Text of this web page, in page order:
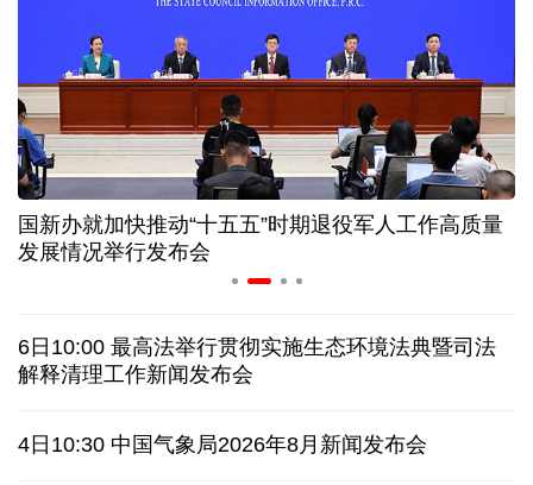
数据有了“身份证” 我国正稳步推进数据产权登记
前7月海南离岛免税购物额216亿元 同比增长17.9%
60余国家、地区和国际组织在今年服贸会设展办会
"一公里"产业链出圈 深圳华强北迎来全球采购热潮
美媒称美国增派人手 在古巴加大力度开展情报活动
巴西降级与阿根廷关系 阿称驻巴大使将“回国休假”
国新办就加快推动“十五五”时期退役军人工作高质量
发展情况举行发布会
6日10:00 最高法举行贯彻实施生态环境法典暨司法
解释清理工作新闻发布会
4日10:30 中国气象局2026年8月新闻发布会